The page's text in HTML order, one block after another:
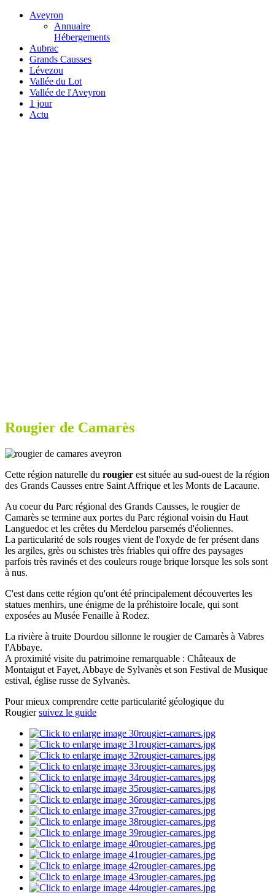
Aveyron
Annuaire
Hébergements
Aubrac
Grands Causses
Lévezou
Vallée du Lot
Vallée de l'Aveyron
1 jour
Actu
Rougier de Camarès
Cette région naturelle du rougier est située au sud-ouest de la région
des Grands Causses entre Saint Affrique et les Monts de Lacaune.
Au coeur du Parc régional des Grands Causses, le rougier de
Camarès se termine aux portes du Parc régional voisin du Haut
Languedoc et les crêtes du Merdelou parsemés d'éoliennes.
La particularité de sols rouges vient de l'oxyde de fer présent dans
les argiles, grès ou schistes très friables qui offre des paysages
parfois très ravinés et des couleurs rouge brique lorsque les sols sont
à nus.
C'est dans cette région qu'ont été principalement découvertes les
statues menhirs, une énigme de la préhistoire locale, qui sont
exposées au Musée Fenaille à Rodez.
La rivière à truite Dourdou sillonne le rougier de Camarès à Vabres
l'Abbaye.
A proximité visite du patrimoine remarquable : Châteaux de
Montaigut et Fayet, Abbaye de Sylvanès et son Festival de Musique
estival, église russe de Sylvanès.
Pour mieux comprendre cette particularité géologique du
Rougiersuivez le guide